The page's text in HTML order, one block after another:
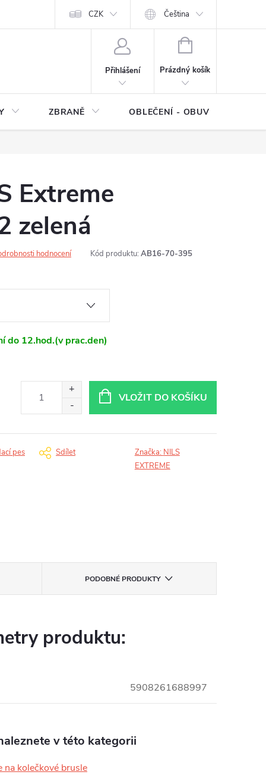
OCHRANA OSOBNÍCH DAT Moje objednávka
CZK Čeština
Přihlášení
NÁKUPNÍ
Prázdný košík
ZBRANĚ OBLEČENÍ - OBUV
Extreme
zelená
hodnocení Kód produktu: AB16-70-395
do 12.hod.(v prac.den)
VLOŽIT DO KOŠÍKU
pes Sdílet Značka: NILS
EXTREME
PODOBNÉ PRODUKTY
produktu:
5908261688997
v této kategorii
na kolečkové brusle